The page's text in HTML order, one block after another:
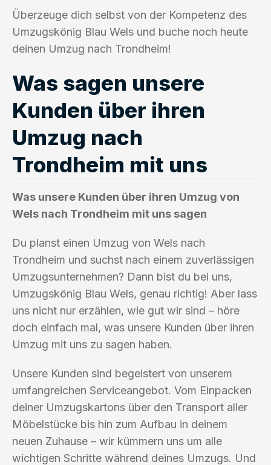
Überzeuge dich selbst von der Kompetenz des
Umzugskönig Blau Wels und buche noch heute
deinen Umzug nach Trondheim!
Was sagen unsere
Kunden über ihren
Umzug nach
Trondheim mit uns
Was unsere Kunden über ihren Umzug von
Wels nach Trondheim mit uns sagen
Du planst einen Umzug von Wels nach
Trondheim und suchst nach einem zuverlässigen
Umzugsunternehmen? Dann bist du bei uns,
Umzugskönig Blau Wels, genau richtig! Aber lass
uns nicht nur erzählen, wie gut wir sind – höre
doch einfach mal, was unsere Kunden über ihren
Umzug mit uns zu sagen haben.
Unsere Kunden sind begeistert von unserem
umfangreichen Serviceangebot. Vom Einpacken
deiner Umzugskartons über den Transport aller
Möbelstücke bis hin zum Aufbau in deinem
neuen Zuhause – wir kümmern uns um alle
wichtigen Schritte während deines Umzugs. Und